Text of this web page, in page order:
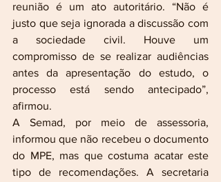
reunião é um ato autoritário. “Não é
justo que seja ignorada a discussão com
a sociedade civil. Houve um
compromisso de se realizar audiências
antes da apresentação do estudo, o
processo está sendo antecipado”,
afirmou.
A Semad, por meio de assessoria,
informou que não recebeu o documento
do MPE, mas que costuma acatar este
tipo de recomendações. A secretaria